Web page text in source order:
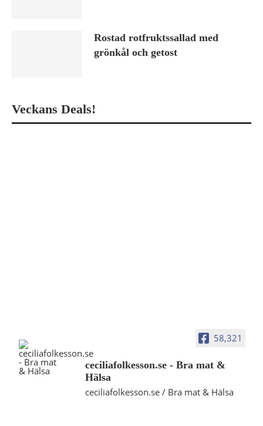
Rostad rotfruktssallad med
grönkål och getost
Veckans Deals!
58,321
ceciliafolkesson.se - Bra mat &
Hälsa
ceciliafolkesson.se / Bra mat & Hälsa